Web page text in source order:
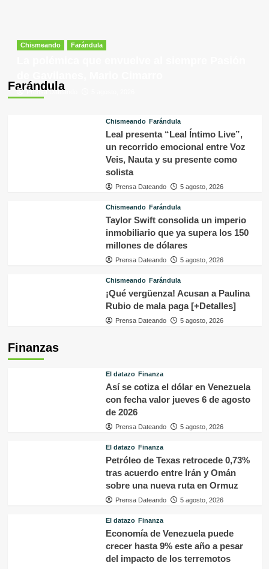
Farándula
Chismeando Farándula
Prensa Dateando
Chismeando Farándula
Leal presenta “Leal Íntimo Live”,
un recorrido emocional entre Voz
Veis, Nauta y su presente como
solista
Prensa Dateando 5 agosto, 2026
Chismeando Farándula
Taylor Swift consolida un imperio
inmobiliario que ya supera los 150
millones de dólares
Prensa Dateando 5 agosto, 2026
Chismeando Farándula
¡Qué vergüenza! Acusan a Paulina
Rubio de mala paga [+Detalles]
Prensa Dateando 5 agosto, 2026
Finanzas
El datazo Finanza
Así se cotiza el dólar en Venezuela
con fecha valor jueves 6 de agosto
de 2026
Prensa Dateando 5 agosto, 2026
El datazo Finanza
Petróleo de Texas retrocede 0,73%
tras acuerdo entre Irán y Omán
sobre una nueva ruta en Ormuz
Prensa Dateando 5 agosto, 2026
El datazo Finanza
Economía de Venezuela puede
crecer hasta 9% este año a pesar
del impacto de los terremotos